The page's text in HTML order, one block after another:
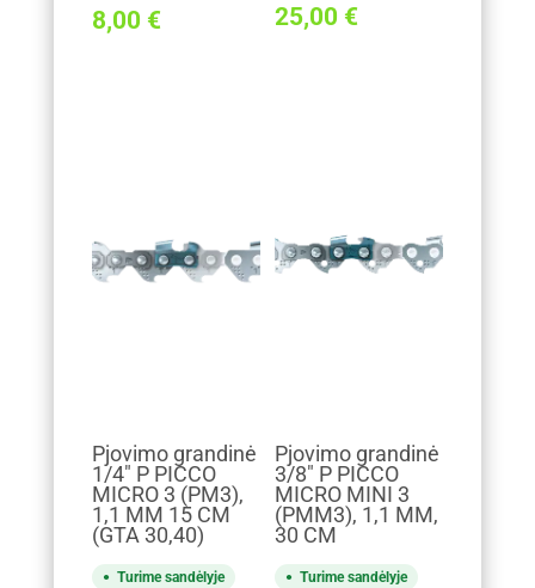
8,00 € 25,00 €
Pjovimo grandinė
1/4" P PICCO
MICRO 3 (PM3),
1,1 MM 15 CM
(GTA 30,40)
Turime sandėlyje
Pjovimo grandinė
3/8" P PICCO
MICRO MINI 3
(PMM3), 1,1 MM,
30 CM
Turime sandėlyje